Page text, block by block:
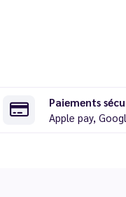
Paiements
Apple pay,